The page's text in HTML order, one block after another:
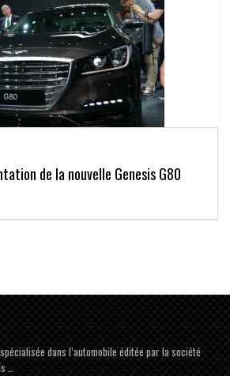
de la nouvelle Genesis G80
dans l’automobile éditée par la société
…